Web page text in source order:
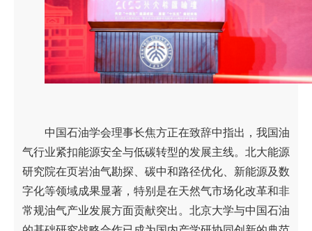
中国石油学会理事长焦方正在致辞中指出，我国油
气行业紧扣能源安全与低碳转型的发展主线。北大能源
研究院在页岩油气勘探、碳中和路径优化、新能源及数
字化等领域成果显著，特别是在天然气市场化改革和非
常规油气产业发展方面贡献突出。北京大学与中国石油